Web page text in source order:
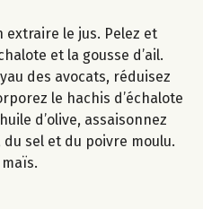
extraire le jus. Pelez et
et la gousse d’ail.
des avocats, réduisez
le hachis d’échalote
d’olive, assaisonnez
sel et du poivre moulu.